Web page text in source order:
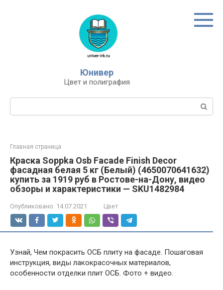
Юнивер
Цвет и полиграфия
Главная страница
Краска Soppka Osb Facade Finish Decor
фасадная белая 5 кг (Белый) (4650070641632)
купить за 1919 руб в Ростове-на-Дону, видео
обзоры и характеристики — SKU1482984
Опубликовано: 14.07.2021 Цвет
Узнай, Чем покрасить ОСБ плиту на фасаде. Пошаговая
инструкция, виды лакокрасочных материалов,
особенности отделки плит ОСБ. Фото + видео.